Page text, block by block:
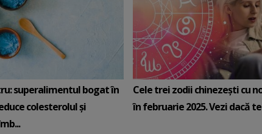
superalimentul bogat în
colesterolul și
Cele trei zodii chinezești cu
în februarie 2025. Vezi dacă